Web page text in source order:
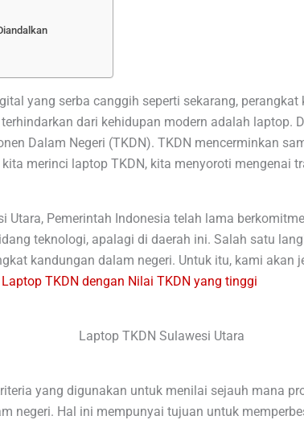
yang serba canggih seperti sekarang,
dari kehidupan modern adalah laptop.
Dalam Negeri (TKDN). TKDN mencerminkan
merinci laptop TKDN, kita menyoroti mengenai
Utara, Pemerintah Indonesia telah lama
teknologi, apalagi di daerah ini. Salah satu
kandungan dalam negeri. Untuk itu, kami akan
TKDN dengan Nilai TKDN yang tinggi
yang digunakan untuk menilai sejauh mana
negeri. Hal ini mempunyai tujuan untuk